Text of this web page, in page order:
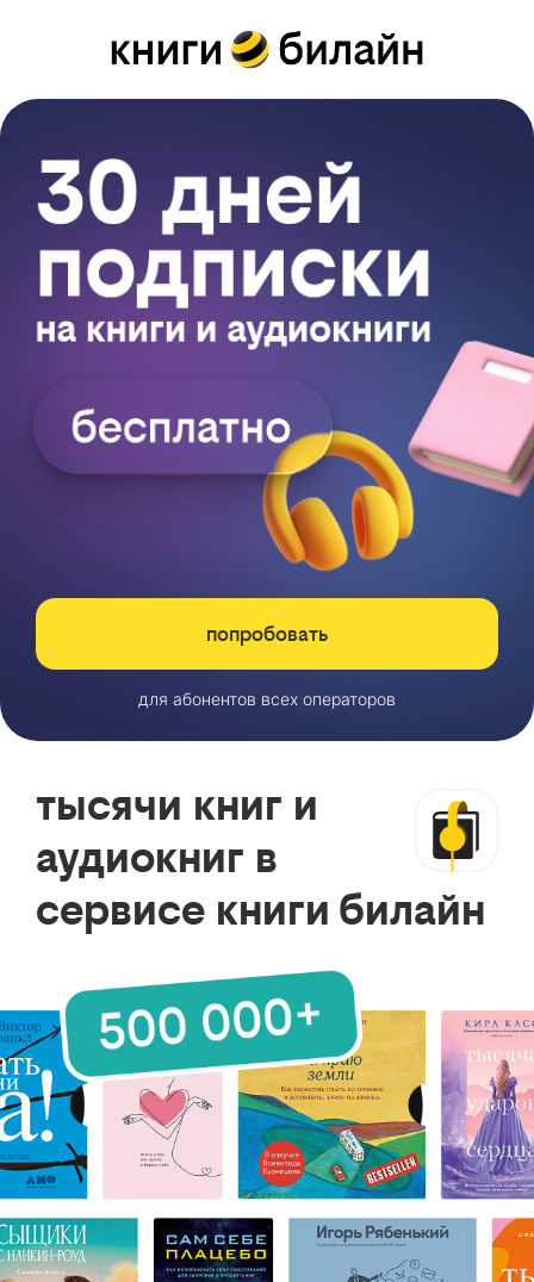
попробовать
для абонентов всех операторов
тысячи книг и
аудиокниг в
сервисе книги билайн